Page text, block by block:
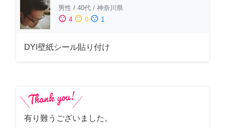
男性 / 40代 / 神奈川県
sentiment_satisfied 4 sentiment_neutral 0 sentiment_dissatisfied 1
DYI壁紙シール貼り付け
有り難うございました。